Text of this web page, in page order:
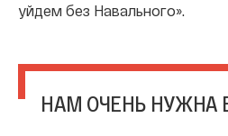
уйдем без Навального».
НАМ ОЧЕНЬ